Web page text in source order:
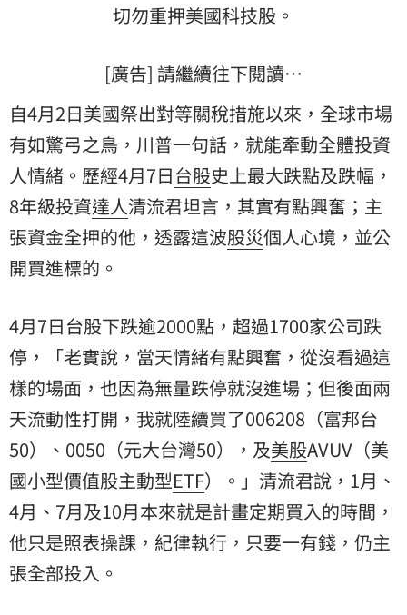
切勿重押美國科技股。
[廣告] 請繼續往下閱讀…
自4月2日美國祭出對等關稅措施以來，全球市場
有如驚弓之鳥，川普一句話，就能牽動全體投資
人情緒。歷經4月7日台股史上最大跌點及跌幅，
8年級投資達人清流君坦言，其實有點興奮；主
張資金全押的他，透露這波股災個人心境，並公
開買進標的。
4月7日台股下跌逾2000點，超過1700家公司跌
停，「老實說，當天情緒有點興奮，從沒看過這
樣的場面，也因為無量跌停就沒進場；但後面兩
天流動性打開，我就陸續買了006208（富邦台
50）、0050（元大台灣50），及美股AVUV（美
國小型價值股主動型ETF）。」清流君說，1月、
4月、7月及10月本來就是計畫定期買入的時間，
他只是照表操課，紀律執行，只要一有錢，仍主
張全部投入。